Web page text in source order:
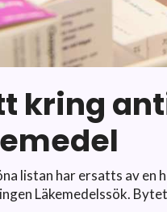
kring
listan har ersatts av
Läkemedelssök.